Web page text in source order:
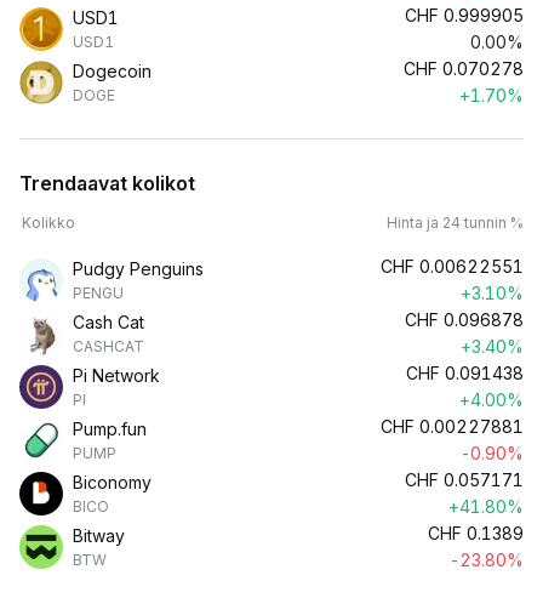
USD1
USD1
CHF 0.999905
0.00%
Dogecoin
DOGE
CHF 0.070278
+1.70%
Trendaavat kolikot
Kolikko Hinta ja 24 tunnin %
Pudgy Penguins
PENGU
CHF 0.00622551
+3.10%
Cash Cat
CASHCAT
CHF 0.096878
+3.40%
Pi Network
PI
CHF 0.091438
+4.00%
Pump.fun
PUMP
CHF 0.00227881
-0.90%
Biconomy
BICO
CHF 0.057171
+41.80%
Bitway
BTW
CHF 0.1389
-23.80%